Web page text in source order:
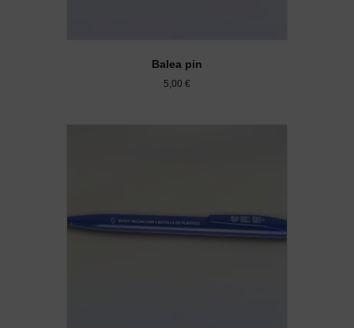
Balea pin
5,00 €